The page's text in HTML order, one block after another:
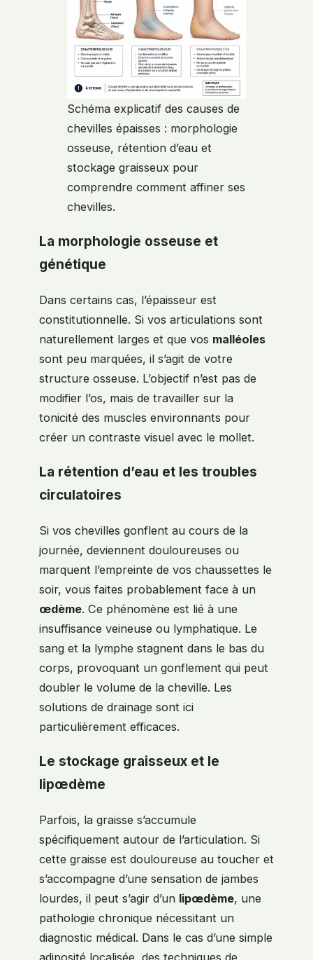
Schéma explicatif des causes de
chevilles épaisses : morphologie
osseuse, rétention d’eau et
stockage graisseux pour
comprendre comment affiner ses
chevilles.
La morphologie osseuse et
génétique
Dans certains cas, l’épaisseur est
constitutionnelle. Si vos articulations sont
naturellement larges et que vos malléoles
sont peu marquées, il s’agit de votre
structure osseuse. L’objectif n’est pas de
modifier l’os, mais de travailler sur la
tonicité des muscles environnants pour
créer un contraste visuel avec le mollet.
La rétention d’eau et les troubles
circulatoires
Si vos chevilles gonflent au cours de la
journée, deviennent douloureuses ou
marquent l’empreinte de vos chaussettes le
soir, vous faites probablement face à un
œdème. Ce phénomène est lié à une
insuffisance veineuse ou lymphatique. Le
sang et la lymphe stagnent dans le bas du
corps, provoquant un gonflement qui peut
doubler le volume de la cheville. Les
solutions de drainage sont ici
particulièrement efficaces.
Le stockage graisseux et le
lipœdème
Parfois, la graisse s’accumule
spécifiquement autour de l’articulation. Si
cette graisse est douloureuse au toucher et
s’accompagne d’une sensation de jambes
lourdes, il peut s’agir d’un lipœdème, une
pathologie chronique nécessitant un
diagnostic médical. Dans le cas d’une simple
adiposité localisée, des techniques de